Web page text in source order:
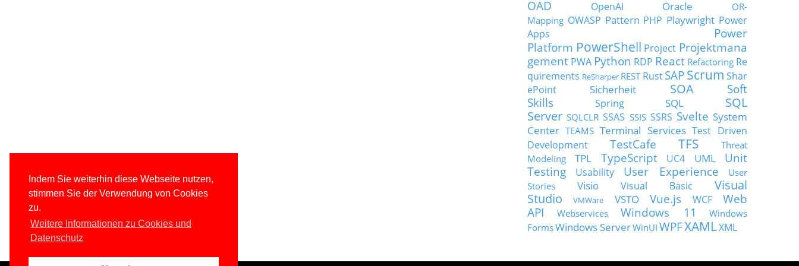
Indem Sie weiterhin diese Webseite nutzen,
stimmen Sie der Verwendung von Cookies
zu.
Weitere Informationen zu Cookies und
Datenschutz
OAD
OpenAI Oracle
OR-
Mapping OWASP Pattern PHP Playwright Power
Apps
Power
Platform PowerShell Project Projektmana
gement PWA Python RDP React Refactoring Re
quirements ReSharper REST Rust SAP Scrum Shar
ePoint
Sicherheit SOA
Soft
Skills
Spring SQL
SQL
Server SQLCLR SSAS SSIS SSRS Svelte System
Center TEAMS Terminal Services Test Driven
Development
TestCafe TFS
Threat
Modeling
TPL TypeScript UC4 UML
Unit
Testing
Usability User Experience
User
Stories
Visio Visual Basic
Visual
Studio
VMWare VSTO Vue.js WCF
Web
API
Webservices Windows 11
Windows
FormsWindows ServerWinUI WPFXAMLXML